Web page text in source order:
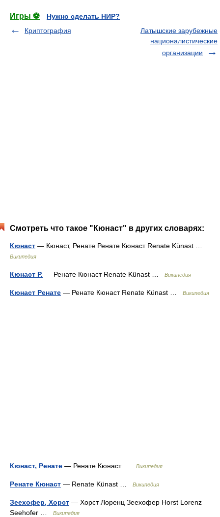
Игры ⚽
Нужно сделать НИР?
Криптография
Латышские зарубежные
националистические
организации
Смотреть что такое "Кюнаст" в других словарях:
Кюнаст — Кюнаст, Ренате Ренате Кюнаст Renate Künast …
Википедия
Кюнаст Р. — Ренате Кюнаст Renate Künast … Википедия
Кюнаст Ренате — Ренате Кюнаст Renate Künast … Википедия
Кюнаст, Ренате — Ренате Кюнаст … Википедия
Ренате Кюнаст — Renate Künast … Википедия
Зеехофер, Хорст — Хорст Лоренц Зеехофер Horst Lorenz
Seehofer …
Википедия